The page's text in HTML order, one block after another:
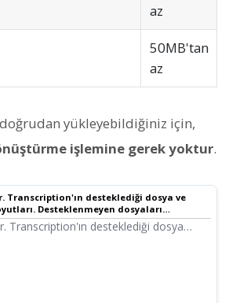
az
50MB'tan
az
doğrudan yükleyebildiğiniz için,
işlemine gerek yoktur.
Transcription'ın desteklediği dosya ve
Desteklenmeyen dosyaları
hale getirme
Transcription'ın desteklediği dosya